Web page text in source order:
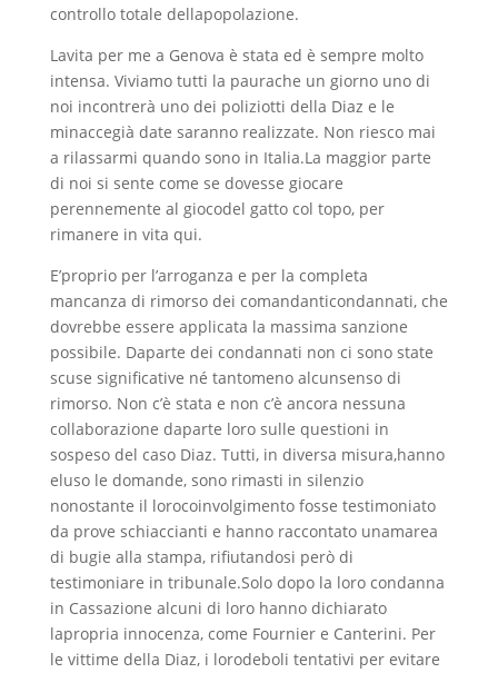
controllo totale dellapopolazione.
Lavita per me a Genova è stata ed è sempre molto
intensa. Viviamo tutti la paurache un giorno uno di
noi incontrerà uno dei poliziotti della Diaz e le
minaccegià date saranno realizzate. Non riesco mai
a rilassarmi quando sono in Italia.La maggior parte
di noi si sente come se dovesse giocare
perennemente al giocodel gatto col topo, per
rimanere in vita qui.
E’proprio per l’arroganza e per la completa
mancanza di rimorso dei comandanticondannati, che
dovrebbe essere applicata la massima sanzione
possibile. Daparte dei condannati non ci sono state
scuse significative né tantomeno alcunsenso di
rimorso. Non c’è stata e non c’è ancora nessuna
collaborazione daparte loro sulle questioni in
sospeso del caso Diaz. Tutti, in diversa misura,hanno
eluso le domande, sono rimasti in silenzio
nonostante il lorocoinvolgimento fosse testimoniato
da prove schiaccianti e hanno raccontato unamarea
di bugie alla stampa, rifiutandosi però di
testimoniare in tribunale.Solo dopo la loro condanna
in Cassazione alcuni di loro hanno dichiarato
lapropria innocenza, come Fournier e Canterini. Per
le vittime della Diaz, i lorodeboli tentativi per evitare